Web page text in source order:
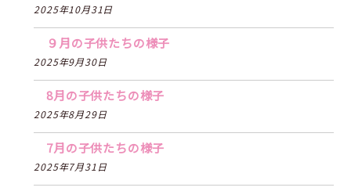
2025年10月31日
９月の子供たちの様子
2025年9月30日
8月の子供たちの様子
2025年8月29日
7月の子供たちの様子
2025年7月31日